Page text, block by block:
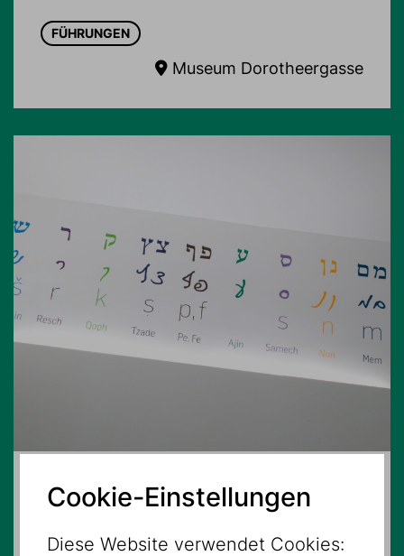
FÜHRUNGEN
Museum Dorotheergasse
16.08.2026 – 15:00 Uhr
Cookie-Einstellungen
Diese Website verwendet Cookies: